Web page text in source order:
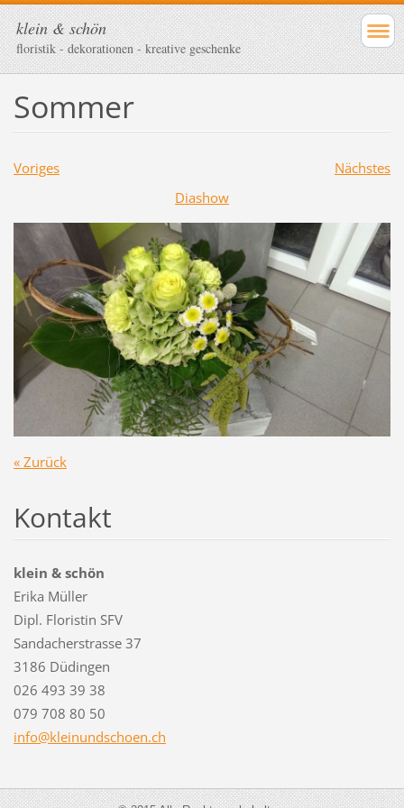
klein & schön
floristik - dekorationen - kreative geschenke
Sommer
Voriges
Nächstes
Diashow
« Zurück
Kontakt
klein & schön
Erika Müller
Dipl. Floristin SFV
Sandacherstrasse 37
3186 Düdingen
026 493 39 38
079 708 80 50
info@kleinundschoen.ch